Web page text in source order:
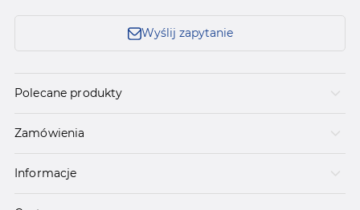
Wyślij zapytanie
Polecane produkty
Zamówienia
Informacje